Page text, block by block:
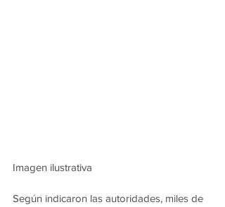
Imagen ilustrativa
Según indicaron las autoridades, miles de